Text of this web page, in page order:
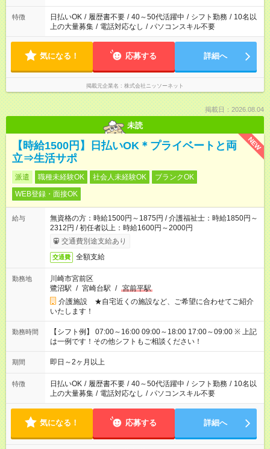
特徴 日払いOK / 履歴書不要 / 40～50代活躍中 / シフト勤務 / 10名以
上の大量募集 / 電話対応なし / パソコンスキル不要
気になる！ 応募する 詳細へ
掲載元企業名 株式会社ニッソーネット
掲載日：2026.08.04
未読
NEW
【時給1500円】日払いOK＊プライベートと両
立⇒生活サポ
派遣 職種未経験OK 社会人未経験OK
ブランクOK
WEB登録・面接OK
給与
無資格の方：時給1500円～1875円 / 介護福祉士：時給1850円～
2312円 / 初任者以上：時給1600円～2000円
交通費別途支給あり
交通費 全額支給
勤務地
川崎市宮前区
鷺沼駅 / 宮崎台駅 / 宮前平駅
介護施設 ★自宅近くの施設など、ご希望に合わせてご紹介
いたします！
勤務時間
【シフト例】 07:00～16:00 09:00～18:00 17:00～09:00 ※ 上記
は一例です！その他シフトもご相談ください！
期間 即日～2ヶ月以上
特徴 日払いOK / 履歴書不要 / 40～50代活躍中 / シフト勤務 / 10名以
上の大量募集 / 電話対応なし / パソコンスキル不要
気になる！ 応募する 詳細へ